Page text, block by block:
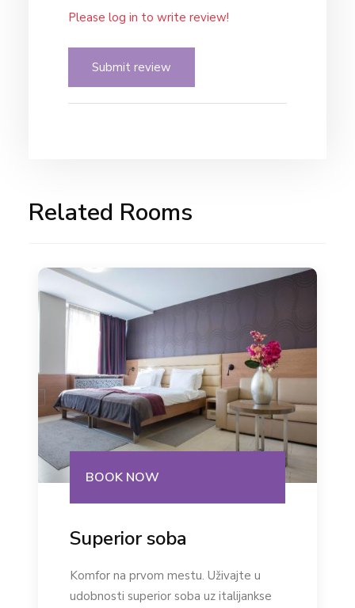
Please log in to write review!
Submit review
Related Rooms
BOOK NOW
Superior soba
Komfor na prvom mestu. Uživajte u
udobnosti superior soba uz italijankse